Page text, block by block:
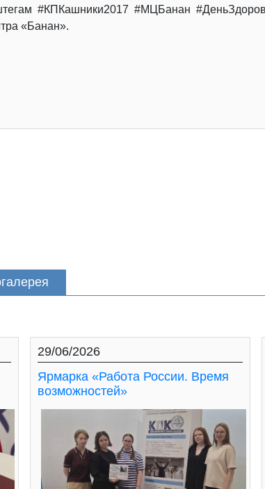
#КПКашники2017 #МЦБанан
«Банан».
29/06/2026
Ярмарка «Работа России. Время
возможностей»